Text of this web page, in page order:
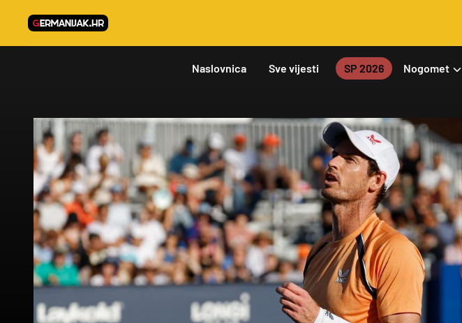
Naslovnica Sve vijesti SP 2026 Nogomet